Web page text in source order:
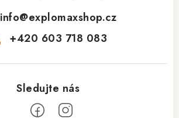
info@explomaxshop.cz
+420 603 718 083